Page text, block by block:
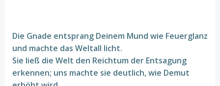
Die Gnade entsprang Deinem Mund wie Feuerglanz
und machte das Weltall licht.
Sie ließ die Welt den Reichtum der Entsagung
erkennen; uns machte sie deutlich, wie Demut